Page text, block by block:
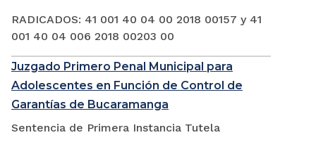
RADICADOS: 41 001 40 04 00 2018 00157 y 41
001 40 04 006 2018 00203 00
Juzgado Primero Penal Municipal para
Adolescentes en Función de Control de
Garantías de Bucaramanga
Sentencia de Primera Instancia Tutela